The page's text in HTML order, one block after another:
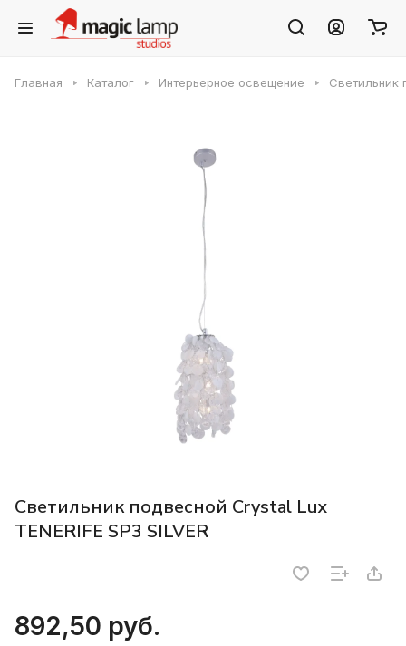
Главная Каталог Интерьерное освещение Светильник
Светильник подвесной Crystal Lux
TENERIFE SP3 SILVER
892,50 руб.